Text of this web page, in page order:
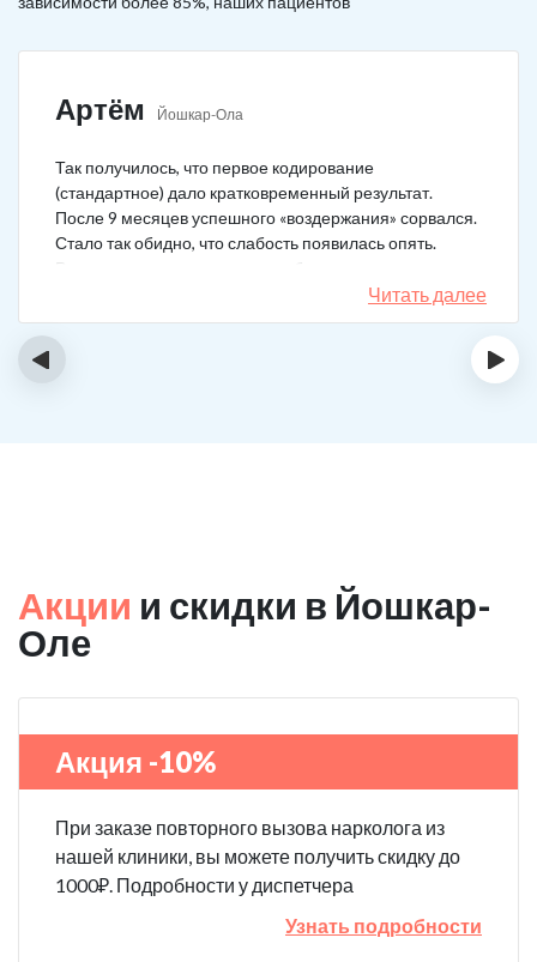
Артём Йошкар-Ола
Так получилось, что первое кодирование
(стандартное) дало кратковременный результат.
После 9 месяцев успешного «воздержания» сорвался.
Стало так обидно, что слабость появилась опять.
Решил не затягивать, и опять обратился в клинику.
Мне порекомендовали двойной блок. Согласился, и
сейчас не жалею. Уже два года в полной завязке.
Читать далее
‹ ›
Акции и скидки в Йошкар-
Оле
Акция -10%
При заказе повторного вызова нарколога из
нашей клиники, вы можете получить скидку до
1000₽. Подробности у диспетчера
Узнать подробности